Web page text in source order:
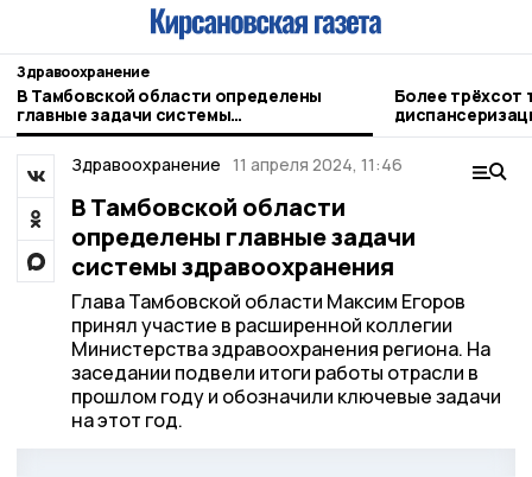
Здравоохранение
В Тамбовской области определены
главные задачи системы
здравоохранения
Более трёхсот
Здравоохранение 11 апреля 2024, 11:46
В Тамбовской области
определены главные задачи
системы здравоохранения
Глава Тамбовской области Максим Егоров
принял участие в расширенной коллегии
Министерства здравоохранения региона. На
заседании подвели итоги работы отрасли в
прошлом году и обозначили ключевые задачи
на этот год.